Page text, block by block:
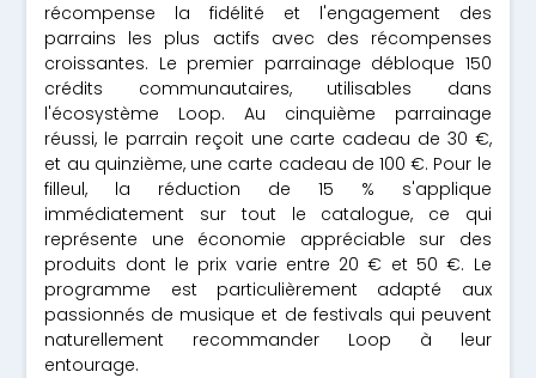
récompense la fidélité et l'engagement des
parrains les plus actifs avec des récompenses
croissantes. Le premier parrainage débloque 150
crédits communautaires, utilisables dans
l'écosystème Loop. Au cinquième parrainage
réussi, le parrain reçoit une carte cadeau de 30 €,
et au quinzième, une carte cadeau de 100 €. Pour le
filleul, la réduction de 15 % s'applique
immédiatement sur tout le catalogue, ce qui
représente une économie appréciable sur des
produits dont le prix varie entre 20 € et 50 €. Le
programme est particulièrement adapté aux
passionnés de musique et de festivals qui peuvent
naturellement recommander Loop à leur
entourage.